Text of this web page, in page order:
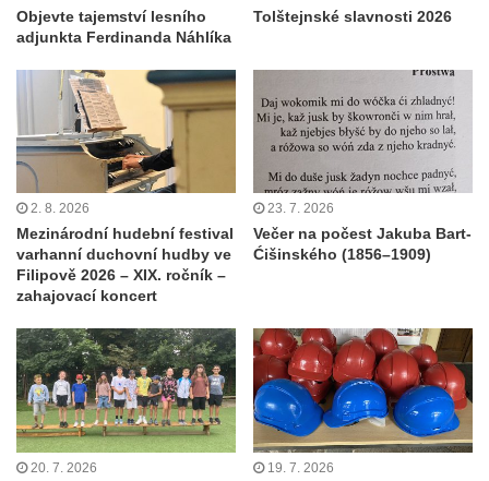
Objevte tajemství lesního
adjunkta Ferdinanda Náhlíka
Tolštejnské slavnosti 2026
2. 8. 2026
Mezinárodní hudební festival
varhanní duchovní hudby ve
Filipově 2026 – XIX. ročník –
zahajovací koncert
23. 7. 2026
Večer na počest Jakuba Bart-
Ćišinského (1856–1909)
20. 7. 2026 19. 7. 2026